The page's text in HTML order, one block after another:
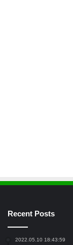
Recent Posts
2022.05.10 18:43:59